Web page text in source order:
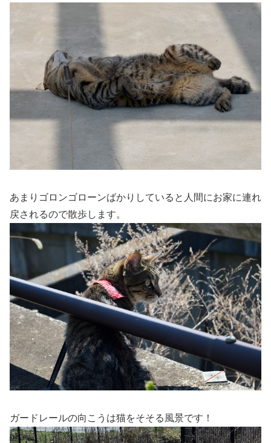
あまりゴロンゴローンばかりしていると人間にお家に連れ
戻されるので散歩します。
ガードレールの向こうは猫をそそる風景です！